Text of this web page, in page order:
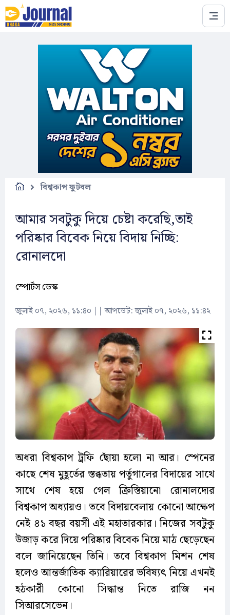
Skip to main content
বিশ্বকাপ ফুটবল
আমার সবটুকু দিয়ে চেষ্টা করেছি,তাই
পরিষ্কার বিবেক নিয়ে বিদায় নিচ্ছি:
রোনালদো
স্পোর্টস ডেস্ক
জুলাই ০৭, ২০২৬, ১১:৪০ ||আপডেট: জুলাই ০৭, ২০২৬, ১১:৪২
অধরা বিশ্বকাপ ট্রফি ছোঁয়া হলো না আর। স্পেনের
কাছে শেষ মুহূর্তের স্তব্ধতায় পর্তুগালের বিদায়ের সাথে
সাথে শেষ হয়ে গেল ক্রিস্তিয়ানো রোনালদোর
বিশ্বকাপ অধ্যায়ও। তবে বিদায়বেলায় কোনো আক্ষেপ
নেই ৪১ বছর বয়সী এই মহাতারকার। নিজের সবটুকু
উজাড় করে দিয়ে পরিষ্কার বিবেক নিয়ে মাঠ ছেড়েছেন
বলে জানিয়েছেন তিনি। তবে বিশ্বকাপ মিশন শেষ
হলেও আন্তর্জাতিক ক্যারিয়ারের ভবিষ্যৎ নিয়ে এখনই
হঠকারী কোনো সিদ্ধান্ত নিতে রাজি নন
সিআরসেভেন।